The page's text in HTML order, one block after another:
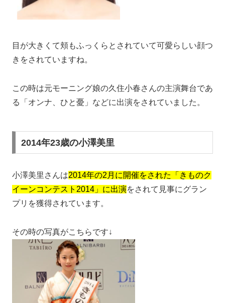
目が大きくて頬もふっくらとされていて可愛らしい顔つ
きをされていますね。
この時は元モーニング娘の久住小春さんの主演舞台であ
る「オンナ、ひと憂」などに出演をされていました。
2014年23歳の小澤美里
小澤美里さんは2014年の2月に開催をされた「きものク
イーンコンテスト2014」に出演をされて見事にグラン
プリを獲得されています。
その時の写真がこちらです↓